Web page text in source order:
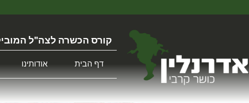
קורס הכשרה לצה"ל
דף הבית אודותינו